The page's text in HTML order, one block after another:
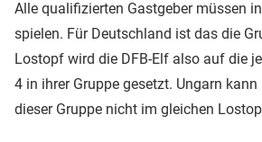
Alle qualifizierten Gastgeber müssen
spielen. Für Deutschland ist das die
Lostopf wird die DFB-Elf also auf die
4 in ihrer Gruppe gesetzt. Ungarn kann
dieser Gruppe nicht im gleichen